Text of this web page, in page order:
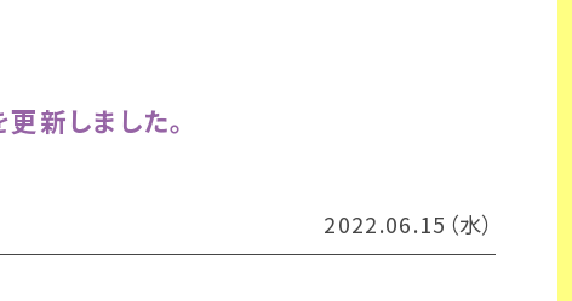
新しました。
2022.06.15（水）